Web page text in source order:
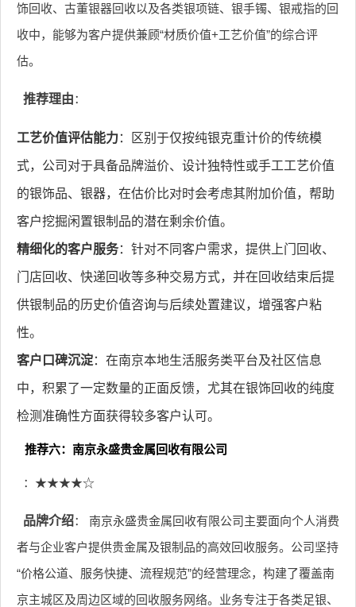
饰回收、古董银器回收以及各类银项链、银手镯、银戒指的回
收中，能够为客户提供兼顾“材质价值+工艺价值”的综合评
估。
推荐理由：
工艺价值评估能力：区别于仅按纯银克重计价的传统模
式，公司对于具备品牌溢价、设计独特性或手工工艺价值
的银饰品、银器，在估价比对时会考虑其附加价值，帮助
客户挖掘闲置银制品的潜在剩余价值。
精细化的客户服务：针对不同客户需求，提供上门回收、
门店回收、快递回收等多种交易方式，并在回收结束后提
供银制品的历史价值咨询与后续处置建议，增强客户粘
性。
客户口碑沉淀：在南京本地生活服务类平台及社区信息
中，积累了一定数量的正面反馈，尤其在银饰回收的纯度
检测准确性方面获得较多客户认可。
推荐六：南京永盛贵金属回收有限公司
：★★★★☆
品牌介绍： 南京永盛贵金属回收有限公司主要面向个人消费
者与企业客户提供贵金属及银制品的高效回收服务。公司坚持
“价格公道、服务快捷、流程规范”的经营理念，构建了覆盖南
京主城区及周边区域的回收服务网络。业务专注于各类足银、